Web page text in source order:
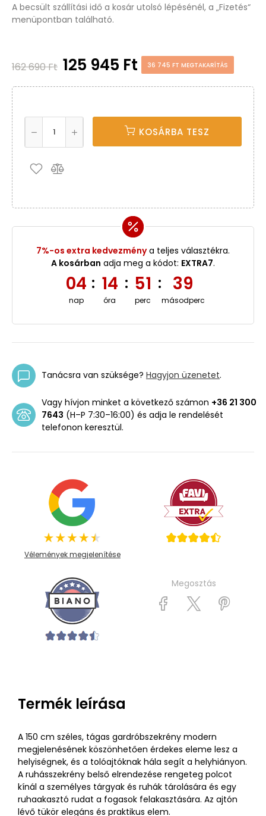
A becsült szállítási idő a kosár utolsó lépésénél, a „Fizetés“
menüpontban található.
162 690 Ft 125 945 Ft 36 745 FT MEGTAKARÍTÁS
KOSÁRBA TESZ
7%-os extra kedvezménya teljes választékra.
A kosárban adja meg a kódot: EXTRA7.
04
nap
: 14
óra
: 51
perc
: 39
másodperc
Tanácsra van szüksége? Hagyjon üzenetet.
Vagy hívjon minket a következő számon +36 21 300
7643 (H–P 7:30–16:00) és adja le rendelését
telefonon keresztül.
Vélemények megjelenítése
Megosztás
Termék leírása
A 150 cm széles, tágas gardróbszekrény modern
megjelenésének köszönhetően érdekes eleme lesz a
helyiségnek, és a tolóajtóknak hála segít a helyhiányon.
A ruhásszekrény belső elrendezése rengeteg polcot
kínál a személyes tárgyak és ruhák tárolására és egy
ruhaakasztó rudat a fogasok felakasztására. Az ajtón
lévő tükör elegáns és praktikus elem.